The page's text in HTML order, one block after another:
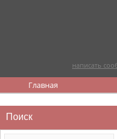
написать
Главная
Поиск